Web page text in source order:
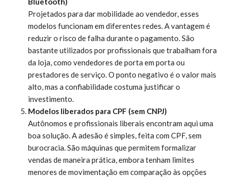
Projetados para dar mobilidade ao vendedor, esses
modelos funcionam em diferentes redes. A vantagem é
reduzir o risco de falha durante o pagamento. São
bastante utilizados por profissionais que trabalham fora
da loja, como vendedores de porta em porta ou
prestadores de serviço. O ponto negativo é o valor mais
alto, mas a confiabilidade costuma justificar o
investimento.
Modelos liberados para CPF (sem CNPJ)
Autônomos e profissionais liberais encontram aqui uma
boa solução. A adesão é simples, feita com CPF, sem
burocracia. São máquinas que permitem formalizar
vendas de maneira prática, embora tenham limites
menores de movimentação em comparação às opções